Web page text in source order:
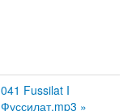
041 Fussilat I
Фуссилат.mp3 »